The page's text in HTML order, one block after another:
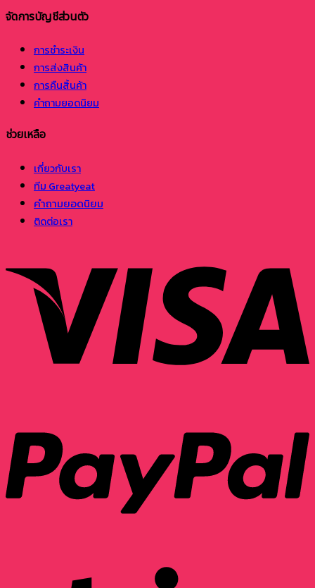
จัดการบัญชีส่วนตัว
การชำระเงิน
การส่งสินค้า
การคืนสิ้นค้า
คำถามยอดนิยม
ช่วยเหลือ
เกี่ยวกับเรา
ทีม Greatyeat
คำถามยอดนิยม
ติดต่อเรา